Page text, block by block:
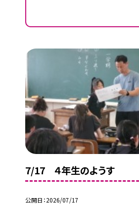
7/17 ４年生のようす
公開日 2026/07/17